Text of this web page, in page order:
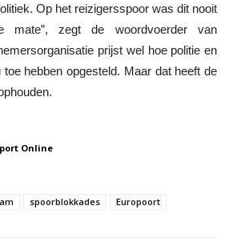
Op het reizigersspoor was dit nooit
mate”, zegt de woordvoerder van
prijst wel hoe politie en
hebben opgesteld. Maar dat heeft de
Online
spoorblokkades Europoort